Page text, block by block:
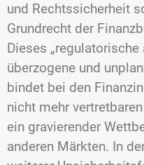
und Rechtssicherheit
Grundrecht der
Dieses
überzogene und
bindet bei den
nicht mehr
ein gravierender
anderen Märkten. In